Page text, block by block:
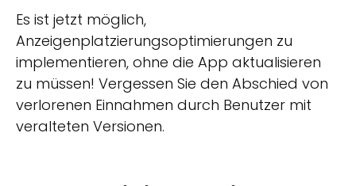
Es ist jetzt möglich,
Anzeigenplatzierungsoptimierungen zu
implementieren, ohne die App aktualisieren
zu müssen! Vergessen Sie den Abschied von
verlorenen Einnahmen durch Benutzer mit
veralteten Versionen.